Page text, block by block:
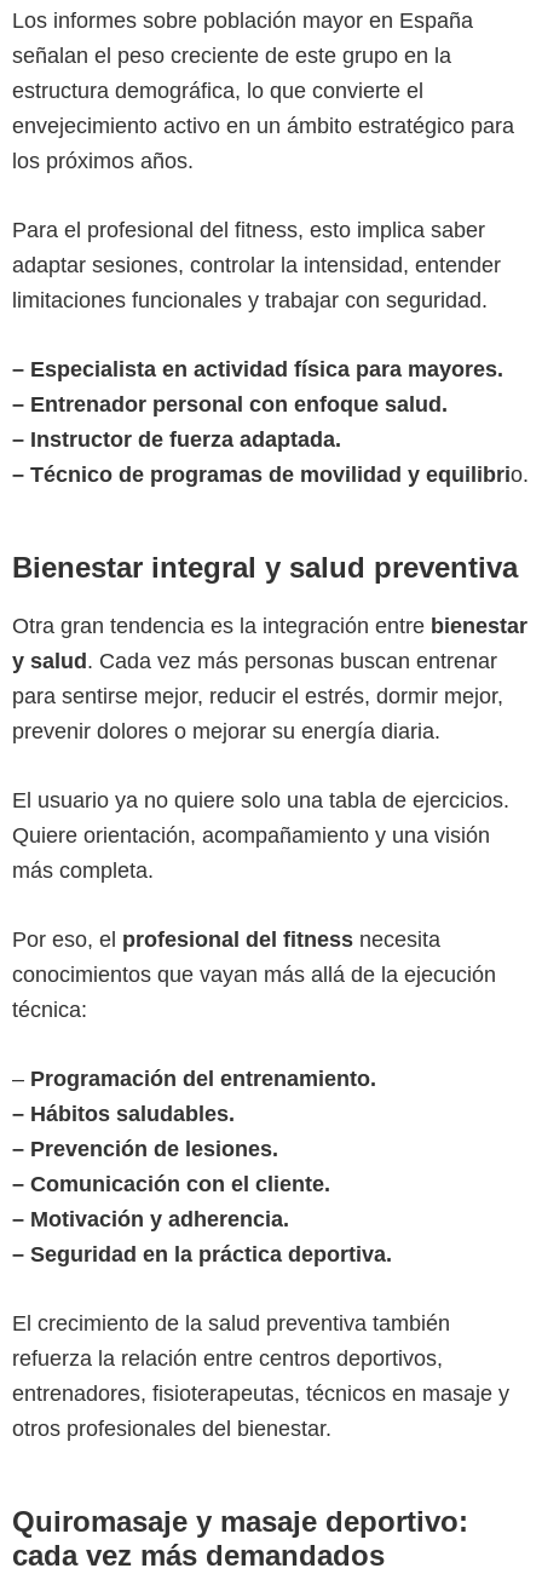
Los informes sobre población mayor en España
señalan el peso creciente de este grupo en la
estructura demográfica, lo que convierte el
envejecimiento activo en un ámbito estratégico para
los próximos años.
Para el profesional del fitness, esto implica saber
adaptar sesiones, controlar la intensidad, entender
limitaciones funcionales y trabajar con seguridad.
– Especialista en actividad física para mayores.
– Entrenador personal con enfoque salud.
– Instructor de fuerza adaptada.
– Técnico de programas de movilidad y equilibrio.
Bienestar integral y salud preventiva
Otra gran tendencia es la integración entre bienestar
y salud . Cada vez más personas buscan entrenar
para sentirse mejor, reducir el estrés, dormir mejor,
prevenir dolores o mejorar su energía diaria.
El usuario ya no quiere solo una tabla de ejercicios.
Quiere orientación, acompañamiento y una visión
más completa.
Por eso, el profesional del fitness necesita
conocimientos que vayan más allá de la ejecución
técnica:
– Programación del entrenamiento.
– Hábitos saludables.
– Prevención de lesiones.
– Comunicación con el cliente.
– Motivación y adherencia.
– Seguridad en la práctica deportiva.
El crecimiento de la salud preventiva también
refuerza la relación entre centros deportivos,
entrenadores, fisioterapeutas, técnicos en masaje y
otros profesionales del bienestar.
Quiromasaje y masaje deportivo:
cada vez más demandados